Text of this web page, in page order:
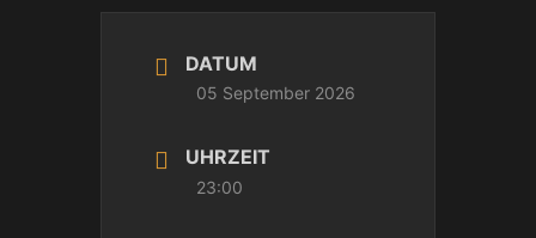
DATUM
05 September 2026
UHRZEIT
23:00